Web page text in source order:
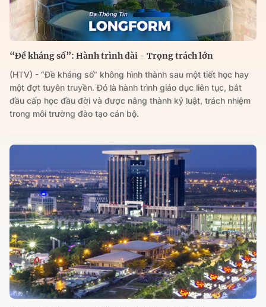
“Đề kháng số”: Hành trình dài - Trọng trách lớn
(HTV) - “Đề kháng số” không hình thành sau một tiết học hay
một đợt tuyên truyền. Đó là hành trình giáo dục liên tục, bắt
đầu cấp học đầu đời và được nâng thành kỷ luật, trách nhiệm
trong môi trường đào tạo cán bộ.